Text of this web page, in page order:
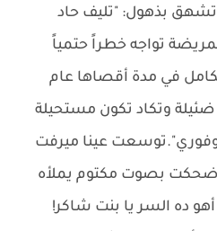
بذهول: "تليف حاد
تواجه خطراً حتمياً
في مدة أقصاها عام
وتكاد تكون مستحيلة
عينا ميرفت
وضحكت بصوت مكتوم يملأه
ده السر يا بنت شاكر!